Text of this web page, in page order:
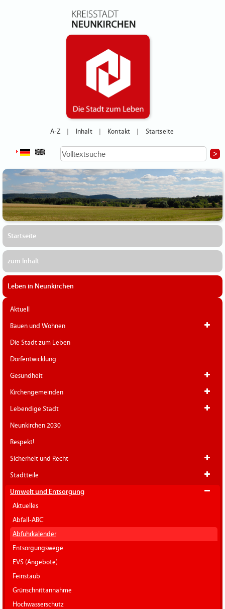
A-Z Inhalt Kontakt Startseite
Startseite
zum Inhalt
Leben in Neunkirchen
Aktuell
Bauen und Wohnen
Die Stadt zum Leben
Dorfentwicklung
Gesundheit
Kirchengemeinden
Lebendige Stadt
Neunkirchen 2030
Respekt!
Sicherheit und Recht
Stadtteile
Umwelt und Entsorgung
Aktuelles
Abfall-ABC
Abfuhrkalender
Entsorgungswege
EVS (Angebote)
Feinstaub
Grünschnittannahme
Hochwasserschutz